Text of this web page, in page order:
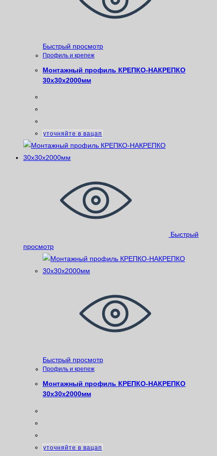
Быстрый просмотр
Профиль и крепеж
Монтажный профиль КРЕПКО-НАКРЕПКО
30х30х2000мм
уточняйте в вацап
Быстрый
просмотр
Быстрый просмотр
Профиль и крепеж
Монтажный профиль КРЕПКО-НАКРЕПКО
30х30х2000мм
уточняйте в вацап